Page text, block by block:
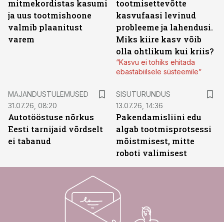
mitmekordistas kasumi
ja uus tootmishoone
valmib plaanitust
varem
tootmisettevõtte
kasvufaasi levinud
probleeme ja lahendusi.
Miks kiire kasv võib
olla ohtlikum kui kriis?
“Kasvu ei tohiks ehitada
ebastabiilsele süsteemile”
MAJANDUSTULEMUSED
31.07.26, 08:20
Autotööstuse nõrkus
Eesti tarnijaid võrdselt
ei tabanud
SISUTURUNDUS
13.07.26, 14:36
Pakendamisliini edu
algab tootmisprotsessi
mõistmisest, mitte
roboti valimisest